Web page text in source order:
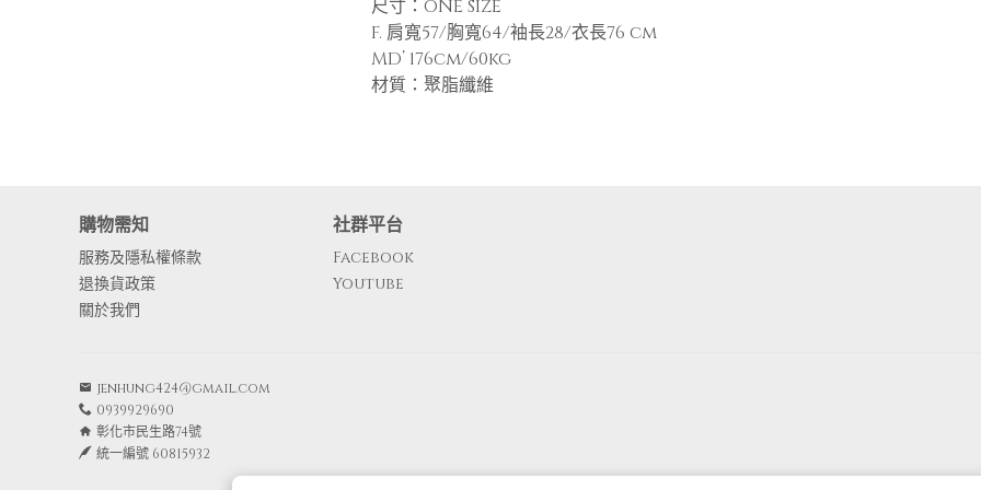
尺寸：ONE SIZE
F. 肩寬57/胸寬64/袖長28/衣長76 cm
MD’ 176cm/60kg
材質：聚脂纖維
購物需知
服務及隱私權條款
退換貨政策
關於我們
社群平台
Facebook
Youtube
jenhung424@gmail.com
0939929690
彰化市民生路74號
統一編號 60815932